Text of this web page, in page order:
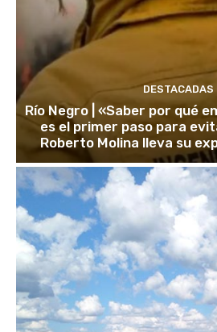
DESTACADAS
Río Negro | «Saber por qué
es el primer paso para
Roberto Molina lleva su